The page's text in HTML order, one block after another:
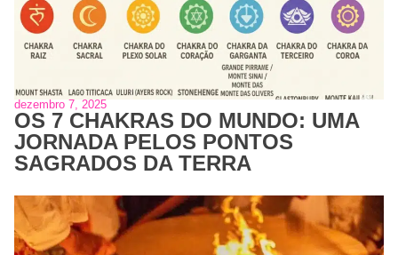
dezembro 7, 2025
OS 7 CHAKRAS DO MUNDO: UMA
JORNADA PELOS PONTOS
SAGRADOS DA TERRA